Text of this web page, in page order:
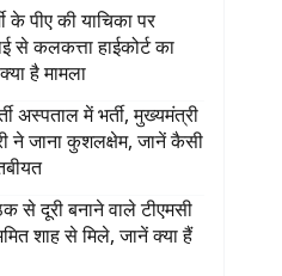
के पीए की याचिका पर
से कलकत्ता हाईकोर्ट का
है मामला
अस्पताल में भर्ती, मुख्यमंत्री
ने जाना कुशलक्षेम, जानें कैसी
से दूरी बनाने वाले टीएमसी
शाह से मिले, जानें क्या हैं